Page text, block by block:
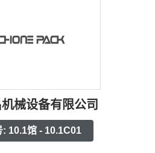
械设备有限公司
: 10.1馆 - 10.1C01